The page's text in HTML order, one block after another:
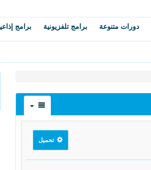
دورات متنوعة برامج تلفزيونية برامج
تحميل